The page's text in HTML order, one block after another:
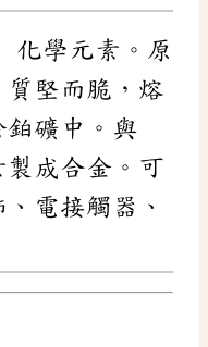
化學元素。原
質堅而脆，熔
鉑礦中。與
成合金。可
電接觸器、